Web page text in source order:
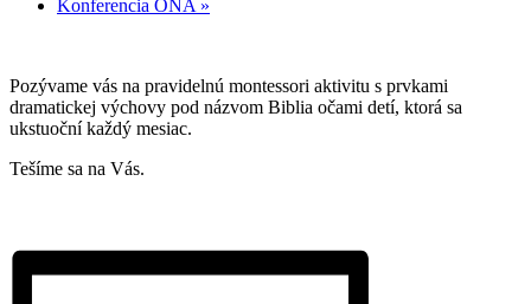
Konferencia ONA »
Pozývame vás na pravidelnú montessori aktivitu s prvkami
dramatickej výchovy pod názvom Biblia očami detí, ktorá sa
ukstuoční každý mesiac.
Tešíme sa na Vás.